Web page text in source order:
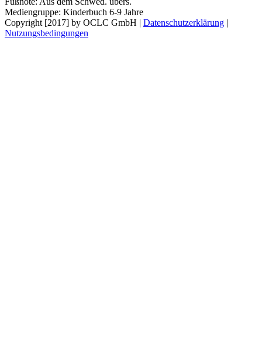
Mediengruppe: Kinderbuch 6-9 Jahre
Copyright [2017] by OCLC GmbH | Datenschutzerklärung |
Nutzungsbedingungen